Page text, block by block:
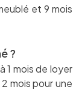
et 9 mois
?
1 mois de loyer
mois pour une